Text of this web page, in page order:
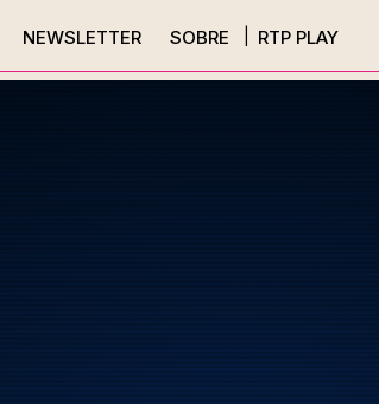
NEWSLETTER SOBRE RTP PLAY